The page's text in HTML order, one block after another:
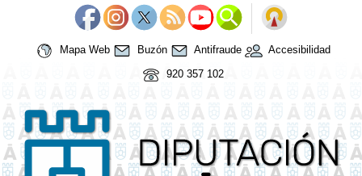
Mapa Web Buzón Antifraude
Accesibilidad
920 357 102